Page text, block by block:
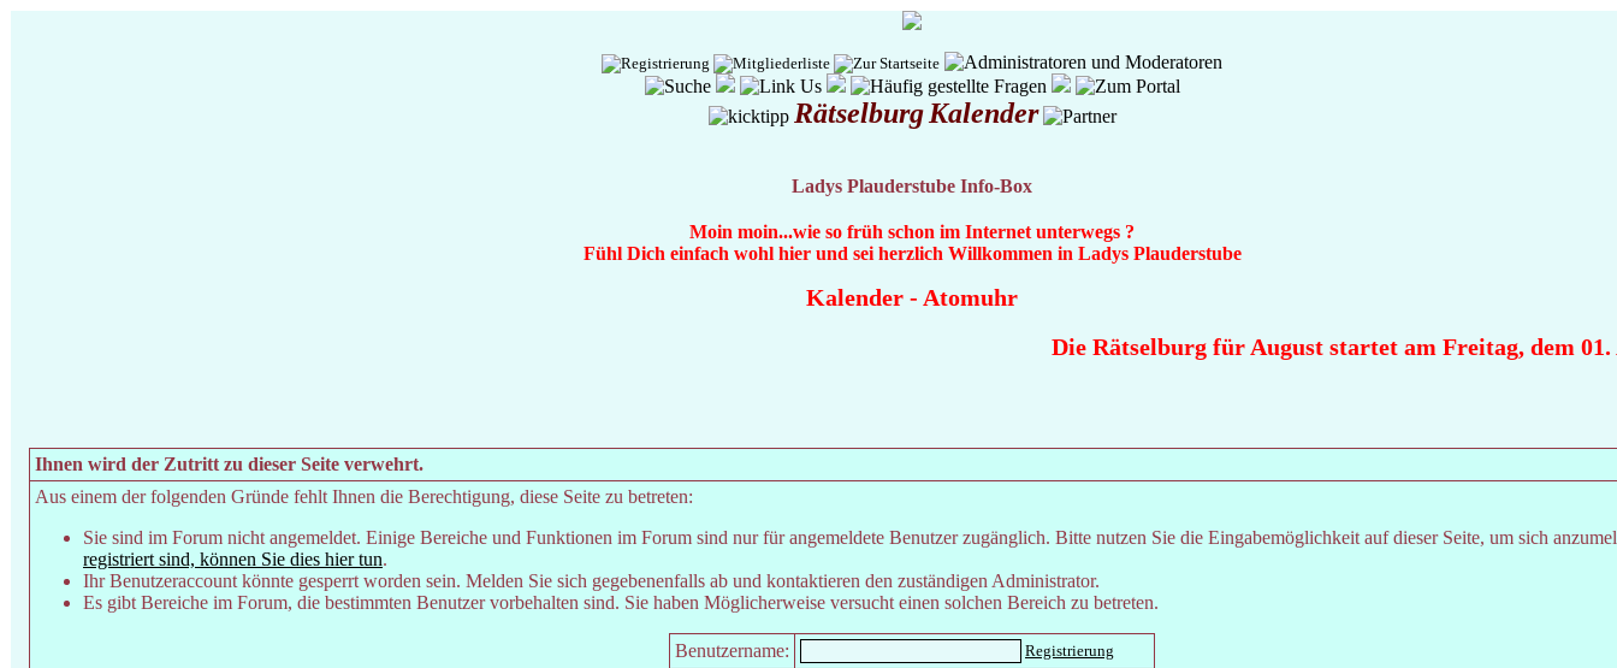
Rätselburg Kalender
Ladys Plauderstube Info-Box
Moin moin...wie so früh schon im Internet unterwegs ?
Fühl Dich einfach wohl hier und sei herzlich Willkommen in Ladys Plauderstube
Kalender - Atomuhr
Die Rätselburg für August startet am Freitag, dem
Ihnen wird der Zutritt zu dieser Seite verwehrt.
Aus einem der folgenden Gründe fehlt Ihnen die Berechtigung, diese Seite zu betreten:
Sie sind im Forum nicht angemeldet. Einige Bereiche und Funktionen im Forum sind nur für angemeldete Benutzer zugänglich. Bitte nutzen Sie die Eingabemöglichkeit auf dieser Seite, um sich
registriert sind, können Sie dies hier tun.
Ihr Benutzeraccount könnte gesperrt worden sein. Melden Sie sich gegebenenfalls ab und kontaktieren den zuständigen Administrator.
Es gibt Bereiche im Forum, die bestimmten Benutzer vorbehalten sind. Sie haben Möglicherweise versucht einen solchen Bereich zu betreten.
Benutzername: Registrierung